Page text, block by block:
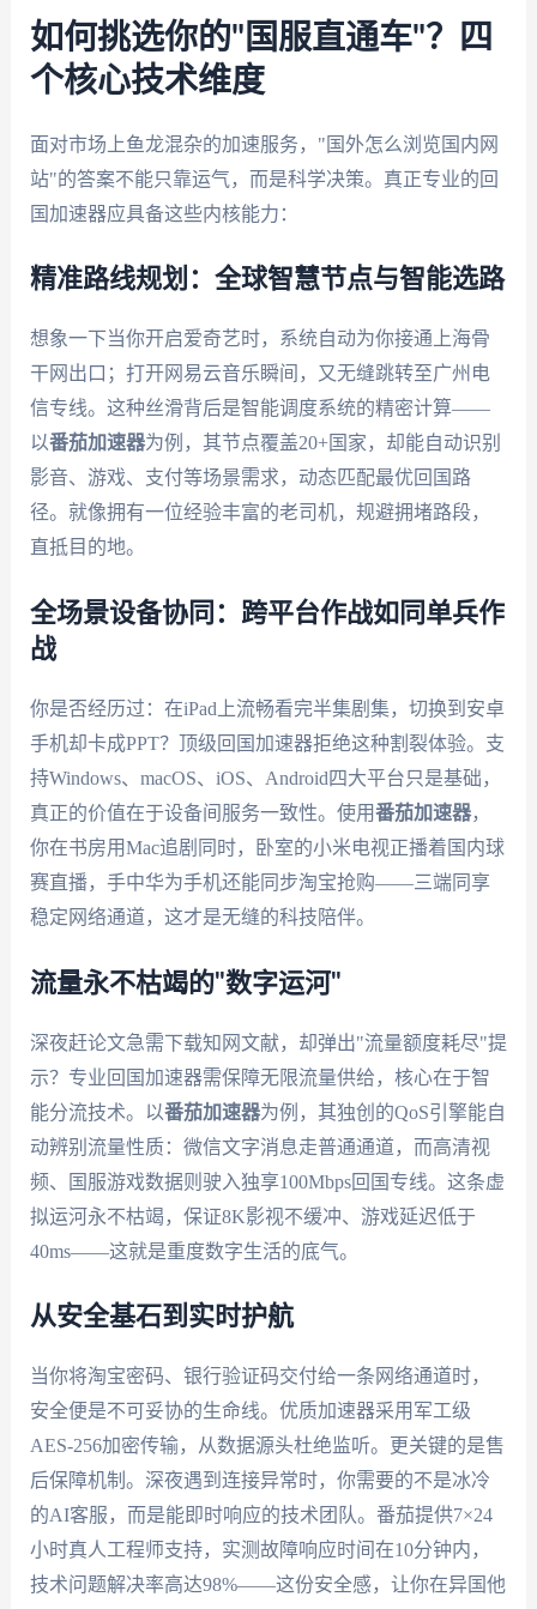
如何挑选你的"国服直通车"？四
个核心技术维度
面对市场上鱼龙混杂的加速服务，"国外怎么浏览国内网
站"的答案不能只靠运气，而是科学决策。真正专业的回
国加速器应具备这些内核能力：
精准路线规划：全球智慧节点与智能选路
想象一下当你开启爱奇艺时，系统自动为你接通上海骨
干网出口；打开网易云音乐瞬间，又无缝跳转至广州电
信专线。这种丝滑背后是智能调度系统的精密计算——
以番茄加速器为例，其节点覆盖20+国家，却能自动识别
影音、游戏、支付等场景需求，动态匹配最优回国路
径。就像拥有一位经验丰富的老司机，规避拥堵路段，
直抵目的地。
全场景设备协同：跨平台作战如同单兵作
战
你是否经历过：在iPad上流畅看完半集剧集，切换到安卓
手机却卡成PPT？顶级回国加速器拒绝这种割裂体验。支
持Windows、macOS、iOS、Android四大平台只是基础，
真正的价值在于设备间服务一致性。使用番茄加速器，
你在书房用Mac追剧同时，卧室的小米电视正播着国内球
赛直播，手中华为手机还能同步淘宝抢购——三端同享
稳定网络通道，这才是无缝的科技陪伴。
流量永不枯竭的"数字运河"
深夜赶论文急需下载知网文献，却弹出"流量额度耗尽"提
示？专业回国加速器需保障无限流量供给，核心在于智
能分流技术。以番茄加速器为例，其独创的QoS引擎能自
动辨别流量性质：微信文字消息走普通通道，而高清视
频、国服游戏数据则驶入独享100Mbps回国专线。这条虚
拟运河永不枯竭，保证8K影视不缓冲、游戏延迟低于
40ms——这就是重度数字生活的底气。
从安全基石到实时护航
当你将淘宝密码、银行验证码交付给一条网络通道时，
安全便是不可妥协的生命线。优质加速器采用军工级
AES-256加密传输，从数据源头杜绝监听。更关键的是售
后保障机制。深夜遇到连接异常时，你需要的不是冰冷
的AI客服，而是能即时响应的技术团队。番茄提供7×24
小时真人工程师支持，实测故障响应时间在10分钟内，
技术问题解决率高达98%——这份安全感，让你在异国他